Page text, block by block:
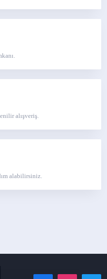
alışveriş.
alabilirsiniz.